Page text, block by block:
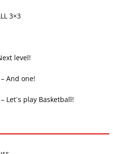
3×3
level!
And one!
Let´s play Basketball!